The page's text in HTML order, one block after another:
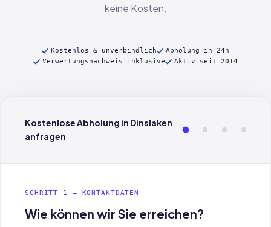
keine Kosten.
Kostenlos & unverbindlich
Abholung in 24h
Verwertungsnachweis inklusive
Aktiv seit 2014
Kostenlose Abholung in Dinslaken
anfragen
SCHRITT 1 — KONTAKTDATEN
Wie können wir Sie erreichen?